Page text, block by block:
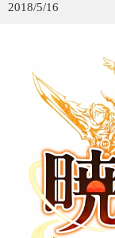
2018/5/16